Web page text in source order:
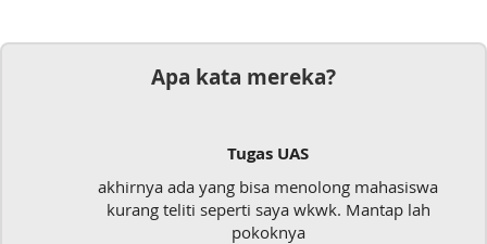
Apa kata mereka?
Tugas UAS
akhirnya ada yang bisa menolong mahasiswa
kurang teliti seperti saya wkwk. Mantap lah
pokoknya